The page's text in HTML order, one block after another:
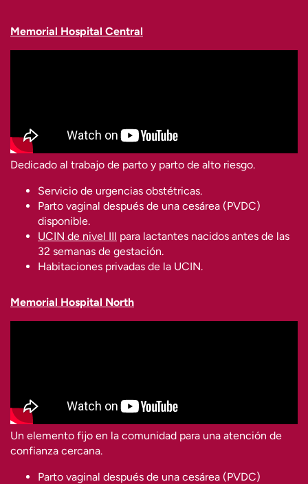
Memorial Hospital Central
Dedicado al trabajo de parto y parto de alto riesgo.
Servicio de urgencias obstétricas.
Parto vaginal después de una cesárea (PVDC)
disponible.
UCIN de nivel III para lactantes nacidos antes de las
32 semanas de gestación.
Habitaciones privadas de la UCIN.
Memorial Hospital North
Un elemento fijo en la comunidad para una atención de
confianza cercana.
Parto vaginal después de una cesárea (PVDC)